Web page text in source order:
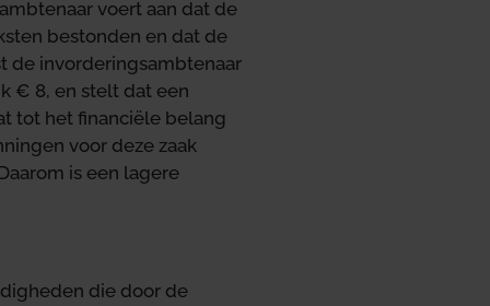
voert aan dat de
bestonden en dat de
de invorderingsambtenaar
€ 8, en stelt dat een
tot het financiële belang
voor deze zaak
is een lagere
die door de